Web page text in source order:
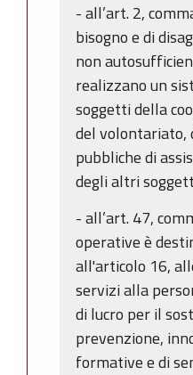
- all’art. 2,
bisogno e di
non
realizzano un
soggetti della
del volontariato,
pubbliche di
degli altri
- all’art. 47,
operative è
all'articolo 16,
servizi alla
di lucro per il
prevenzione,
formative e di